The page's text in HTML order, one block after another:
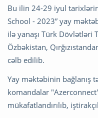
Bu ilin 24-29 iyul
School - 2023” yay
ilə yanaşı Türk Dövlətləri
Özbəkistan,
cəlb edilib.
Yay məktəbinin bağlanış
komandalar
mükafatlandırılıb,